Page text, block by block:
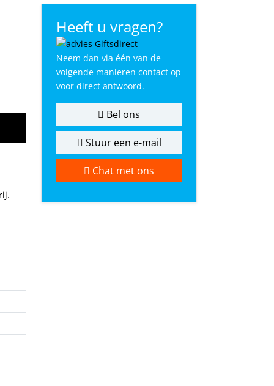
Heeft u vragen?
Neem dan via één van de
volgende manieren contact op
voor direct antwoord.
Bel ons
Stuur een e-mail
Chat met ons